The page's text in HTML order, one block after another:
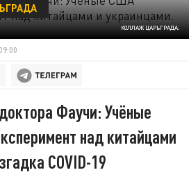
КОЛЛАЖ ЦАРЬГРАДА.
Фаучи: Учёные
над китайцами
COVID-19